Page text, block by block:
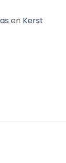
en Kerst